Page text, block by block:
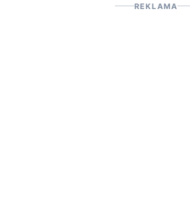
REKLAMA